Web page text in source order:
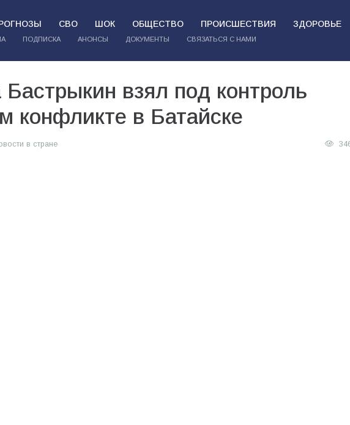
СВО ШОК ОБЩЕСТВО ПРОИСШЕСТВИЯ ЗДОРОВЬЕ
ПОДПИСКА АНОНСЫ ДОКУМЕНТЫ СВЯЗАТЬСЯ С НАМИ
взял под контроль
конфликте в Батайске
в стране